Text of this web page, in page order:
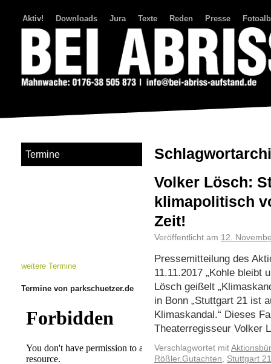
Aktiv! Downloads Jura Texte Reden Presse
Volker Lösch:
klimapolitisch
Zeit!
Veröffentlicht am 12.
Pressemitteilung des
11.11.2017 „Kohle bleibt
Lösch geißelt
in Bonn „Stuttgart 21 ist
Klimaskandal.“ Dieses
Theaterregisseur
Verschlagwortet mit
Rößler.Gutachten, Stuttgart 21
Termine
weitere Termine
Termine von parkschuetzer.de